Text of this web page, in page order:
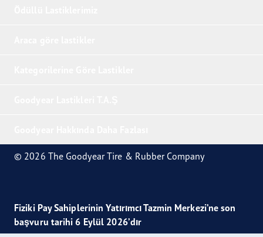
© 2026 The Goodyear Tire & Rubber Company
Fiziki Pay Sahiplerinin Yatırımcı Tazmin Merkezi’ne son
başvuru tarihi 6 Eylül 2026’dır